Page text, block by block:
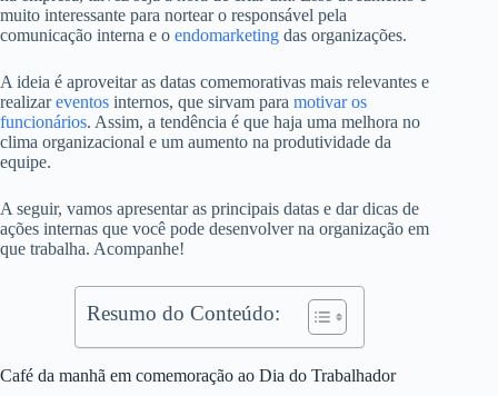
muito interessante para nortear o responsável pela
comunicação interna e o endomarketing das organizações.
A ideia é aproveitar as datas comemorativas mais relevantes e
realizareventos internos, que sirvam para motivar os
funcionários. Assim, a tendência é que haja uma melhora no
clima organizacional e um aumento na produtividade da
equipe.
A seguir, vamos apresentar as principais datas e dar dicas de
ações internas que você pode desenvolver na organização em
que trabalha. Acompanhe!
Resumo do Conteúdo:
Café da manhã em comemoração ao Dia do Trabalhador